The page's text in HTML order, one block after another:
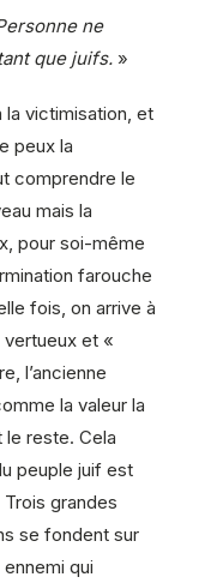
ne
que juifs. »
la victimisation, et
peux la
comprendre le
mais la
pour soi-même
farouche
fois, on arrive à
et «
l’ancienne
la valeur la
reste. Cela
peuple juif est
grandes
se fondent sur
qui